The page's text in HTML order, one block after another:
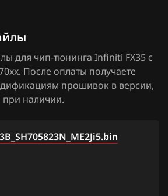
для чип-тюнинга Infiniti FX35 с
После оплаты получаете
прошивок в версии,
при наличии.